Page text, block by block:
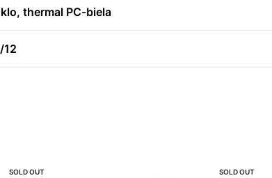
thermal PC-biela
12
SOLD OUT SOLD OUT